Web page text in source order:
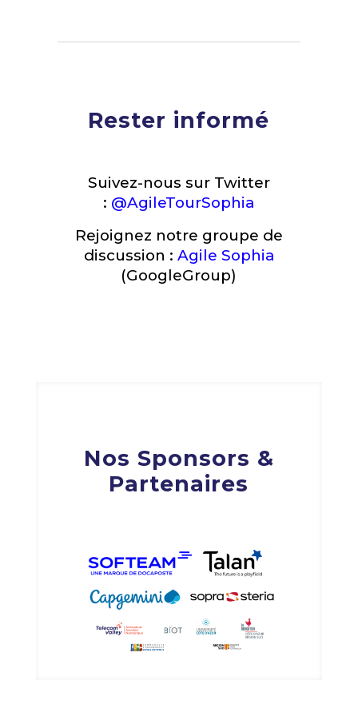
Rester informé
Suivez-nous sur Twitter
: @AgileTourSophia
Rejoignez notre groupe de
discussion : Agile Sophia
(GoogleGroup)
Nos Sponsors &
Partenaires